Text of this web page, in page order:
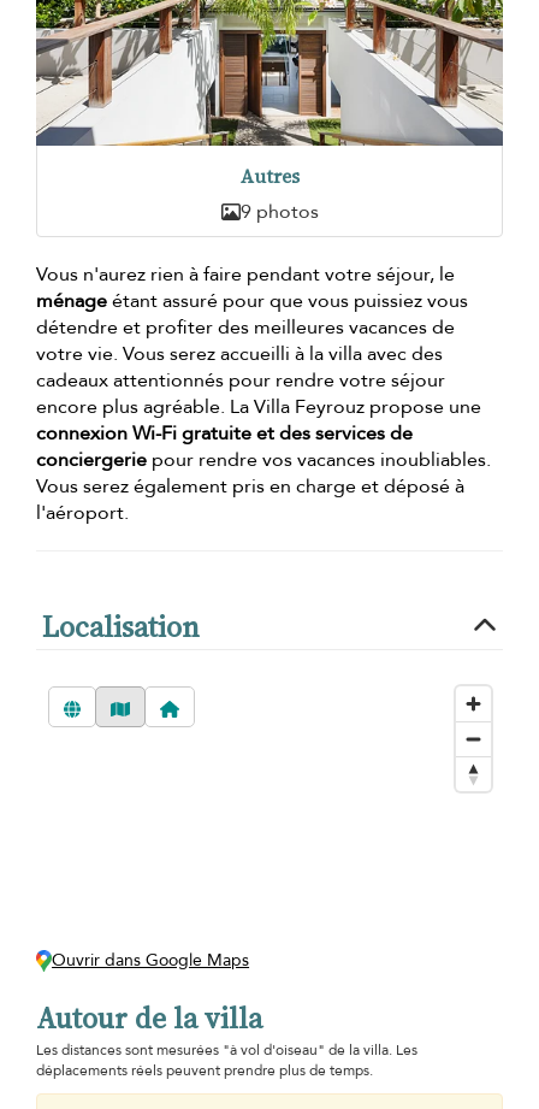
Autres
9 photos
Vous n'aurez rien à faire pendant votre séjour, le
ménageétant assuré pour que vous puissiez vous
détendre et profiter des meilleures vacances de
votre vie. Vous serez accueilli à la villa avec des
cadeaux attentionnés pour rendre votre séjour
encore plus agréable. La Villa Feyrouz propose une
connexion Wi-Fi gratuite et des services de
conciergerie pour rendre vos vacances inoubliables.
Vous serez également pris en charge et déposé à
l'aéroport.
Localisation
Ouvrir dans Google Maps
Autour de la villa
Les distances sont mesurées "à vol d'oiseau" de la villa. Les
déplacements réels peuvent prendre plus de temps.